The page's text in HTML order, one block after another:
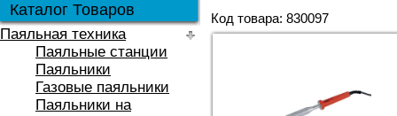
Каталог Товаров
Паяльная техника
Паяльные станции
Паяльники
Газовые паяльники
Паяльники на
Код товара: 830097